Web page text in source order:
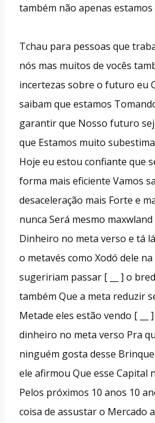
também não apenas estamos
Tchau para pessoas que
nós mas muitos de vocês
incertezas sobre o futuro eu
saibam que estamos
garantir que Nosso futuro
que Estamos muito
Hoje eu estou confiante que
forma mais eficiente Vamos
desaceleração mais Forte e
nunca Será mesmo
Dinheiro no meta verso e tá
o metavés como Xodó dele
sugeririam passar [ __ ] o
também Que a meta reduzir
Metade eles estão vendo [ __
dinheiro no meta verso Pra
ninguém gosta desse
ele afirmou Que esse Capital
Pelos próximos 10 anos 10
coisa de assustar o Mercado